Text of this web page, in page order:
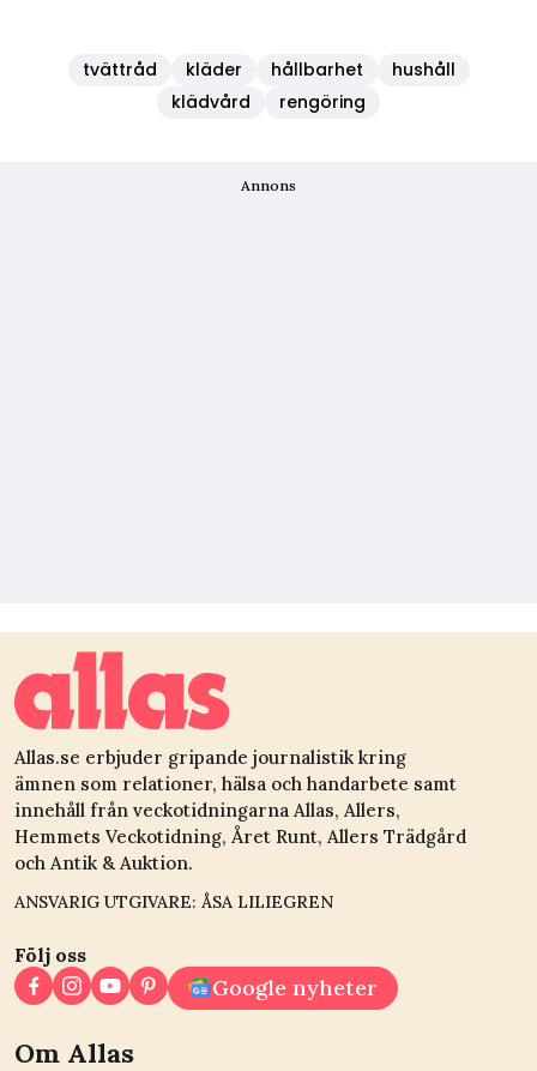
tvättråd kläder hållbarhet
hushåll
klädvård
rengöring
Annons
Allas.se erbjuder gripande journalistik kring
ämnen som relationer, hälsa och handarbete samt
innehåll från veckotidningarna Allas, Allers,
Hemmets Veckotidning, Året Runt, Allers Trädgård
och Antik & Auktion.
ANSVARIG UTGIVARE: ÅSA LILIEGREN
Följ oss
Google nyheter
Om Allas